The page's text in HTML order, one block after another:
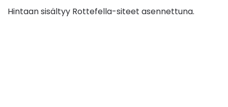
Hintaan sisältyy Rottefella-siteet asennettuna.